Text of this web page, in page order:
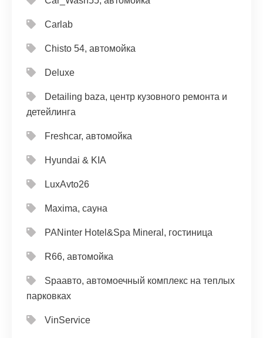
Carlab
Chisto 54, автомойка
Deluxe
Detailing baza, центр кузовного ремонта и
детейлинга
Freshcar, автомойка
Hyundai & KIA
LuxAvto26
Maxima, сауна
PANinter Hotel&Spa Mineral, гостиница
R66, автомойка
Spaавто, автомоечный комплекс на теплых
парковках
VinService